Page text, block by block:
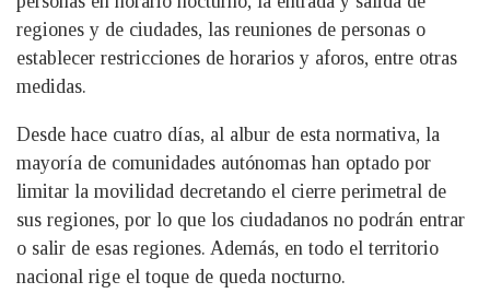
regiones y de ciudades, las reuniones de personas o
establecer restricciones de horarios y aforos, entre otras
medidas.
Desde hace cuatro días, al albur de esta normativa, la
mayoría de comunidades autónomas han optado por
limitar la movilidad decretando el cierre perimetral de
sus regiones, por lo que los ciudadanos no podrán entrar
o salir de esas regiones. Además, en todo el territorio
nacional rige el toque de queda nocturno.